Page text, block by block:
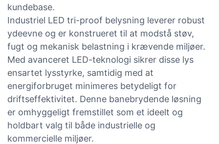
kundebase.
Industriel LED tri-proof belysning leverer robust
ydeevne og er konstrueret til at modstå støv,
fugt og mekanisk belastning i krævende miljøer.
Med avanceret LED-teknologi sikrer disse lys
ensartet lysstyrke, samtidig med at
energiforbruget minimeres betydeligt for
driftseffektivitet. Denne banebrydende løsning
er omhyggeligt fremstillet som et ideelt og
holdbart valg til både industrielle og
kommercielle miljøer.